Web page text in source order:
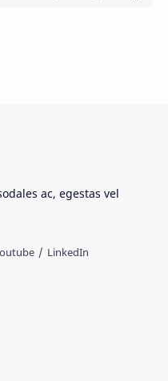
Wisata Indonesia
ac, egestas vel